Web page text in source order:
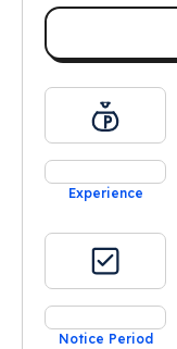
Experience
Notice Period